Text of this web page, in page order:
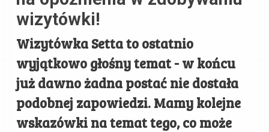
wizytówki!
Wizytówka Setta to ostatnio
wyjątkowo głośny temat - w końcu
już dawno żadna postać nie dostała
podobnej zapowiedzi. Mamy kolejne
wskazówki na temat tego, co może